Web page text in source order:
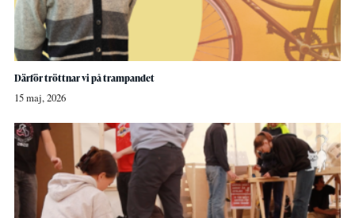
Därför tröttnar vi på trampandet
15 maj, 2026